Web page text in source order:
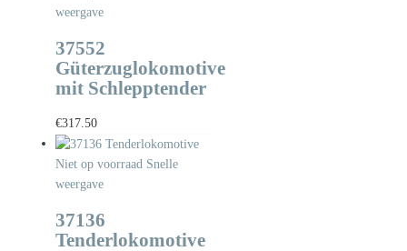
weergave
37552
Güterzuglokomotive
mit Schlepptender
€317.50
Niet op voorraad Snelle
weergave
37136
Tenderlokomotive